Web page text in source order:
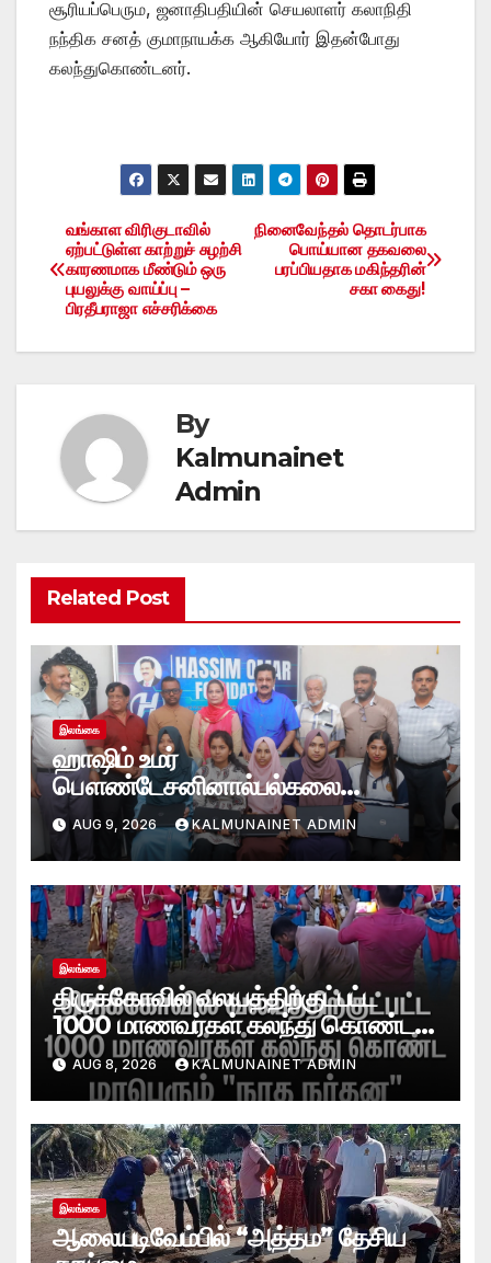
சூரியப்பெரும, ஜனாதிபதியின் செயலாளர் கலாநிதி
நந்திக சனத் குமாநாயக்க ஆகியோர் இதன்போது
கலந்துகொண்டனர்.
Post
navigation
நினைவேந்தல் தொடர்பாக
பொய்யான தகவலை
பரப்பியதாக மகிந்தரின்
சகா கைது!
வங்காள விரிகுடாவில்
ஏற்பட்டுள்ள காற்றுச் சுழற்சி
காரணமாக மீண்டும் ஒரு
புயலுக்கு வாய்ப்பு –
பிரதீபராஜா எச்சரிக்கை
By
Kalmunainet
Admin
Related Post
இலங்கை
ஹாஷிம் உமர்
பௌண்டேசனினால்பல்கலை
மாணவர்களுக்குமடி கணனி
அன்பளிப்பு.!
AUG 9, 2026 KALMUNAINET ADMIN
இலங்கை
திருக்கோவில் வலயத்திற்குட்பட்ட
1000 மாணவர்கள் கலந்து கொண்ட
“நாத நர்தன” கலை நிகழ்வு.
AUG 8, 2026 KALMUNAINET ADMIN
இலங்கை
ஆலையடிவேம்பில் “அத்தம” தேசிய